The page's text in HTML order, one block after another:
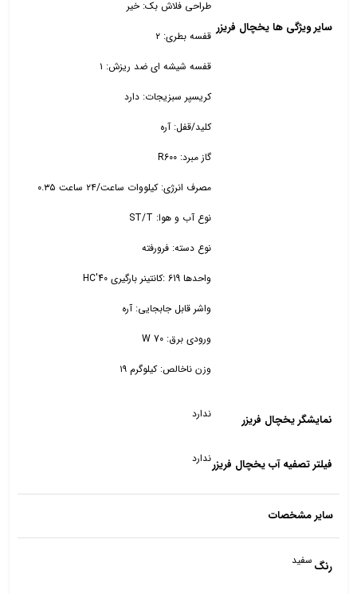
سایر ویژگی ها یخچال فریزر
طراحی فلاش بک: خیر
قفسه بطری: ۲
قفسه شیشه ای ضد ریزش: ۱
کریسپر سبزیجات: دارد
کلید/قفل: آره
گاز مبرد: R600
مصرف انرژی: کیلووات ساعت/۲۴ ساعت ۰.۳۵
نوع آب و هوا: ST/T
نوع دسته: فرورفته
واحدها 619 :کانتینر بارگیری 40'HC
واشر قابل جابجایی: آره
ورودی برق: 70 W
وزن ناخالص: کیلوگرم ۱۹
نمایشگر یخچال فریزر ندارد
فیلتر تصفیه آب یخچال فریزرندارد
سایر مشخصات
رنگ سفید